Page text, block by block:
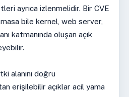
ayrıca izlenmelidir. Bir CVE
bile kernel, web server,
katmanında oluşan açık
alanını doğru
erişilebilir açıklar acil yama